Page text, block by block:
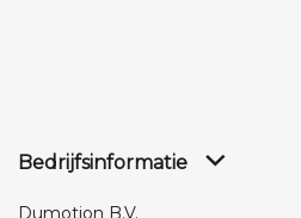
Bedrijfsinformatie
Dumotion B.V.